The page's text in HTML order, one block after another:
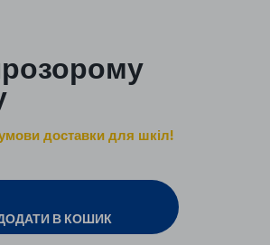
доставки для шкіл!
В КОШИК